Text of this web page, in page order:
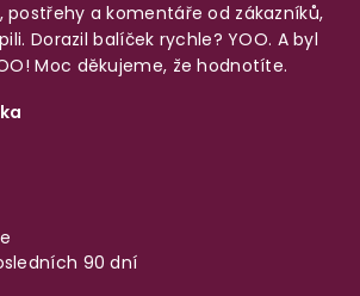
postřehy a komentáře od zákazníků,
Dorazil balíček rychle? YOO. A byl
Moc děkujeme, že hodnotíte.
90 dní